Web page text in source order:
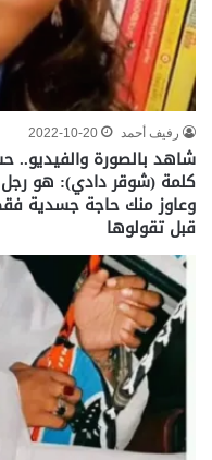
رفيف أحمد 2022-10-20
شاهد بالصورة والفيديو..
كلمة (شوقر دادي): هو رجل
وعاوز منك حاجة جسدية
قبل تقولوها